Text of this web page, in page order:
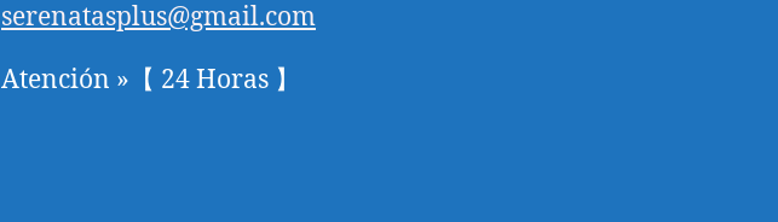
serenatasplus@gmail.com
Atención »【 24 Horas 】